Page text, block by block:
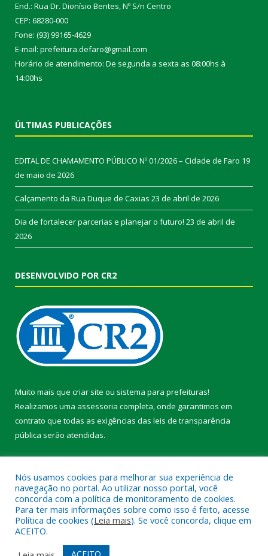
End.: Rua Dr. Dionísio Bentes, Nº S/n Centro
CEP: 68280-000
Fone: (93) 99165-4629
E-mail: prefeitura.defaro@gmail.com
Horário de atendimento: De segunda a sexta as 08:00hs à
14:00hs
ÚLTIMAS PUBLICAÇÕES
EDITAL DE CHAMAMENTO PÚBLICO Nº 01/2026 – Cidade de Faro 19
de maio de 2026
Calçamento da Rua Duque de Caxias 23 de abril de 2026
Dia de fortalecer parcerias e planejar o futuro! 23 de abril de
2026
DESENVOLVIDO POR CR2
Muito mais que criar site ou sistema para prefeituras!
Realizamos uma assessoria completa, onde garantimos em
contrato que todas as exigências das leis de transparência
pública serão atendidas.
Todos os direitos reservados a Prefeitura Municipal de Faro.
Mapa do Site Acessar Área Administrativa
Nós usamos cookies para melhorar sua experiência de
navegação no portal. Ao utilizar nosso portal, você
concorda com a política de monitoramento de cookies.
Para ter mais informações sobre como isso é feito, acesse
Política de cookies (Leia mais). Se você concorda, clique em
ACEITO.